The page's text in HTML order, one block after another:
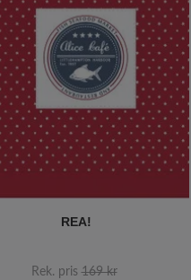
REA!
Rek. pris 169 kr